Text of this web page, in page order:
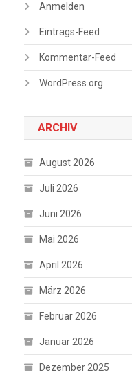
Anmelden
Eintrags-Feed
Kommentar-Feed
WordPress.org
ARCHIV
August 2026
Juli 2026
Juni 2026
Mai 2026
April 2026
März 2026
Februar 2026
Januar 2026
Dezember 2025